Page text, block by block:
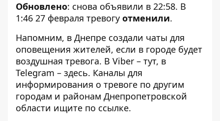
Обновлено: снова объявили в 22:58. В
1:46 27 февраля тревогу отменили.
Напомним, в Днепре создали чаты для
оповещения жителей, если в городе будет
воздушная тревога. В Viber – тут, в
Telegram – здесь. Каналы для
информирования о тревоге по другим
городам и районам Днепропетровской
области ищите по ссылке.